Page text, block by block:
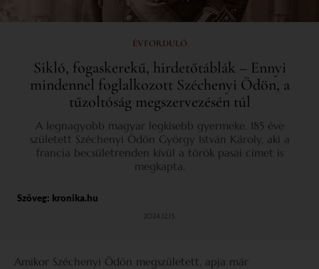
ÉVFORDULÓ
Sikló, fogaskerekű, hirdetőtáblák – Ennyi
mindennel foglalkozott Széchenyi Ödön, a
tűzoltóság megszervezésén túl
A legnagyobb magyar legkisebb gyermeke. 185 éve
született Széchenyi Ödön György István Károly, aki a
francia becsületrenden kívül a török pasai címet is
megkapta.
Szöveg: kronika.hu
2024.12.13.
Amikor Széchenyi Ödön megszületett, apja már